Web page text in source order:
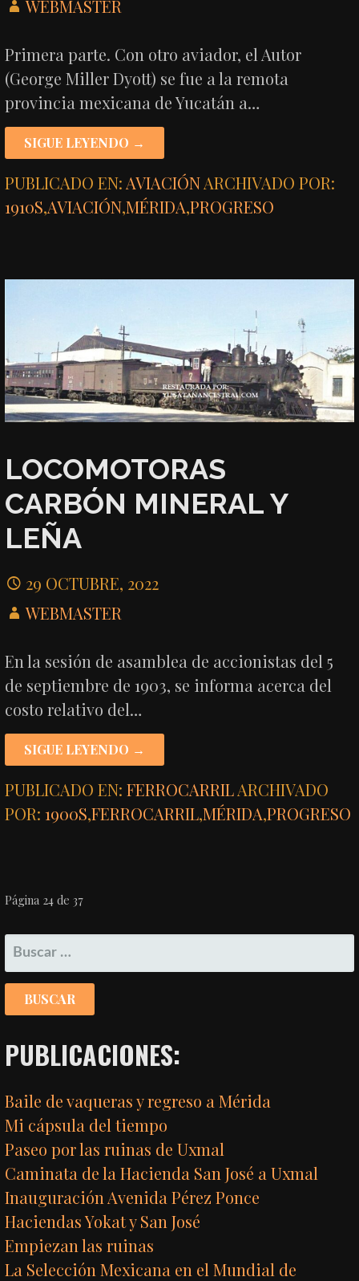
WEBMASTER
Primera parte. Con otro aviador, el Autor
(George Miller Dyott) se fue a la remota
provincia mexicana de Yucatán a…
SIGUE LEYENDO →
PUBLICADO EN: AVIACIÓNARCHIVADO POR:
1910S,AVIACIÓN,MÉRIDA,PROGRESO
LOCOMOTORAS
CARBÓN MINERAL Y
LEÑA
29 OCTUBRE, 2022
WEBMASTER
En la sesión de asamblea de accionistas del 5
de septiembre de 1903, se informa acerca del
costo relativo del…
SIGUE LEYENDO →
PUBLICADO EN:FERROCARRILARCHIVADO
POR:1900S,FERROCARRIL,MÉRIDA,PROGRESO
NAVEGACIÓN
POR
ENTRADA
Página 24 de 37
BUSCAR:
PUBLICACIONES:
Baile de vaqueras y regreso a Mérida
Mi cápsula del tiempo
Paseo por las ruinas de Uxmal
Caminata de la Hacienda San José a Uxmal
Inauguración Avenida Pérez Ponce
Haciendas Yokat y San José
Empiezan las ruinas
La Selección Mexicana en el Mundial de